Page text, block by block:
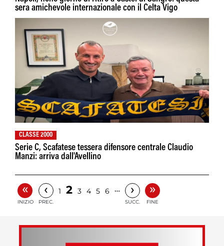
sera amichevole internazionale con il Celta Vigo
CLASSE 2000
Serie C, Scafatese tessera difensore centrale Claudio
Manzi: arriva dall'Avellino
«
INIZIO
‹
PREC.
1 2 3 4 5 6 … ›
SUCC.
»
FINE